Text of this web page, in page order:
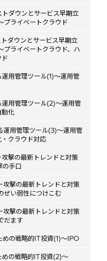
ダウンとサービス早期立
プライベートクラウド
ダウンとサービス早期立
プライベートクラウド、ハ
用管理ツール(1)～運用管
用管理ツール(2)～運用管
化
用管理ツール(3)～運用管
クラウド対応
撃の最新トレンドと対策
の手口
撃の最新トレンドと対策
ぜい弱性につけこむ
撃の最新トレンドと対策
だます
の戦略的IT投資(1)～IPO
の戦略的IT投資(2)～